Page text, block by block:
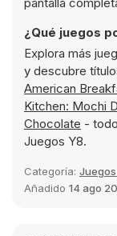
¿Qué juegos
Explora más
y descubre
American
Kitchen: Mochi
Chocolate -
Juegos Y8.
Categoría:
Añadido 14 ago